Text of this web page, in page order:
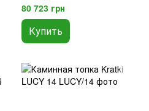
80 723 грн
Купить